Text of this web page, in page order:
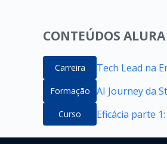
CONTEÚDOS
Carreira Tech Lead na
Formação AI Journey da
Curso Eficácia parte